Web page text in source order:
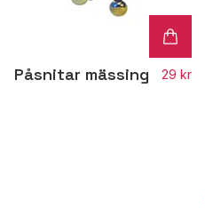
Påsnitar mässing 29 kr